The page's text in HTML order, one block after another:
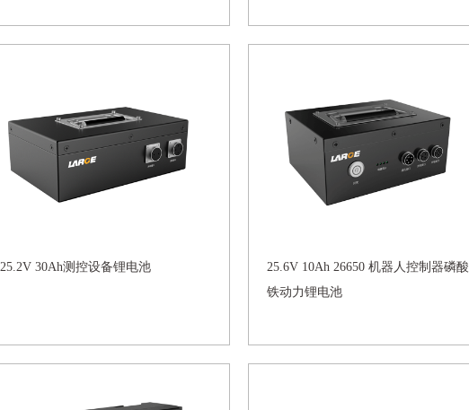
25.2V 30Ah测控设备锂电池
25.6V 10Ah 26650 机器人控制器磷酸
铁动力锂电池